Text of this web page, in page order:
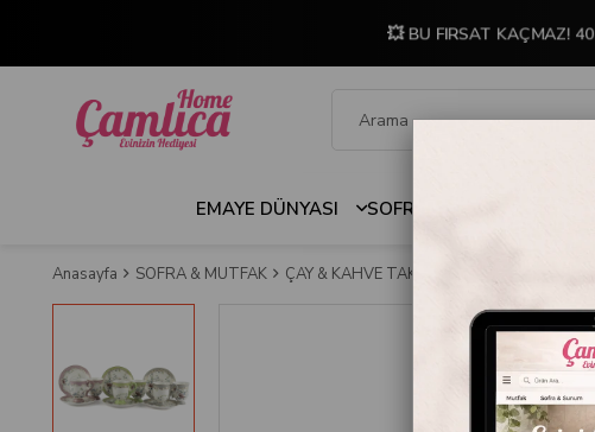
💥 BU FIRSAT KAÇMAZ!
EMAYE DÜNYASI SOFRA & MUTFAK
Anasayfa SOFRA & MUTFAK ÇAY & KAHVE TAKIMLARI Mikasa Moor